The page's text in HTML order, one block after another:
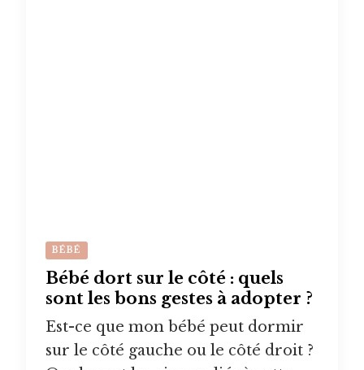
BÉBÉ
Bébé dort sur le côté : quels
sont les bons gestes à adopter ?
Est-ce que mon bébé peut dormir
sur le côté gauche ou le côté droit ?